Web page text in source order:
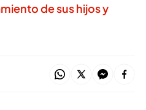
de sus hijos y